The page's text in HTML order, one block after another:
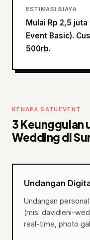
ESTIMASI BIAYA
Mulai Rp 2,5
Event Basic).
500rb.
KENAPA SATUEVENT
3 Keunggulan
Wedding di
Undangan
Undangan
(mis. davidleni-
real-time, photo